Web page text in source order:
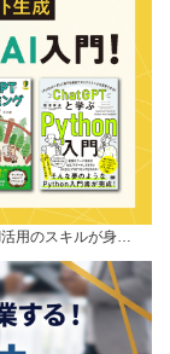
活用のスキルが身…